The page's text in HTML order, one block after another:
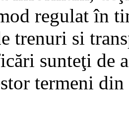
regulat în
trenuri si
sunteţi de
termeni